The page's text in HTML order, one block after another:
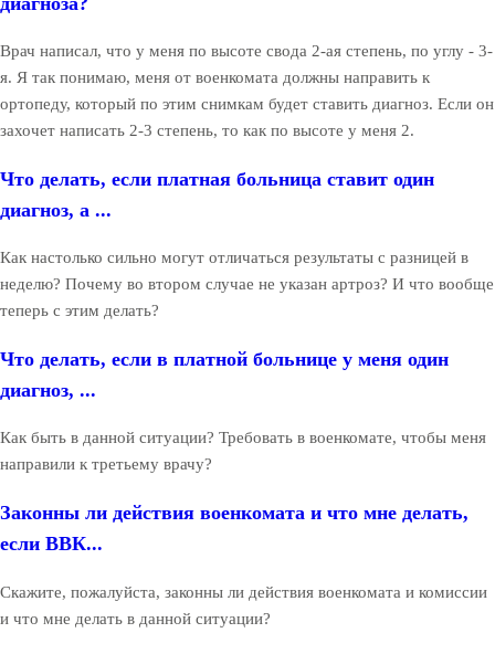
Врач написал, что у меня по высоте свода 2-ая степень, по углу - 3-
я. Я так понимаю, меня от военкомата должны направить к
ортопеду, который по этим снимкам будет ставить диагноз. Если он
захочет написать 2-3 степень, то как по высоте у меня 2.
Что делать, если платная больница ставит один
диагноз, а ...
Как настолько сильно могут отличаться результаты с разницей в
неделю? Почему во втором случае не указан артроз? И что вообще
теперь с этим делать?
Что делать, если в платной больнице у меня один
диагноз, ...
Как быть в данной ситуации? Требовать в военкомате, чтобы меня
направили к третьему врачу?
Законны ли действия военкомата и что мне делать,
если ВВК...
Скажите, пожалуйста, законны ли действия военкомата и комиссии
и что мне делать в данной ситуации?